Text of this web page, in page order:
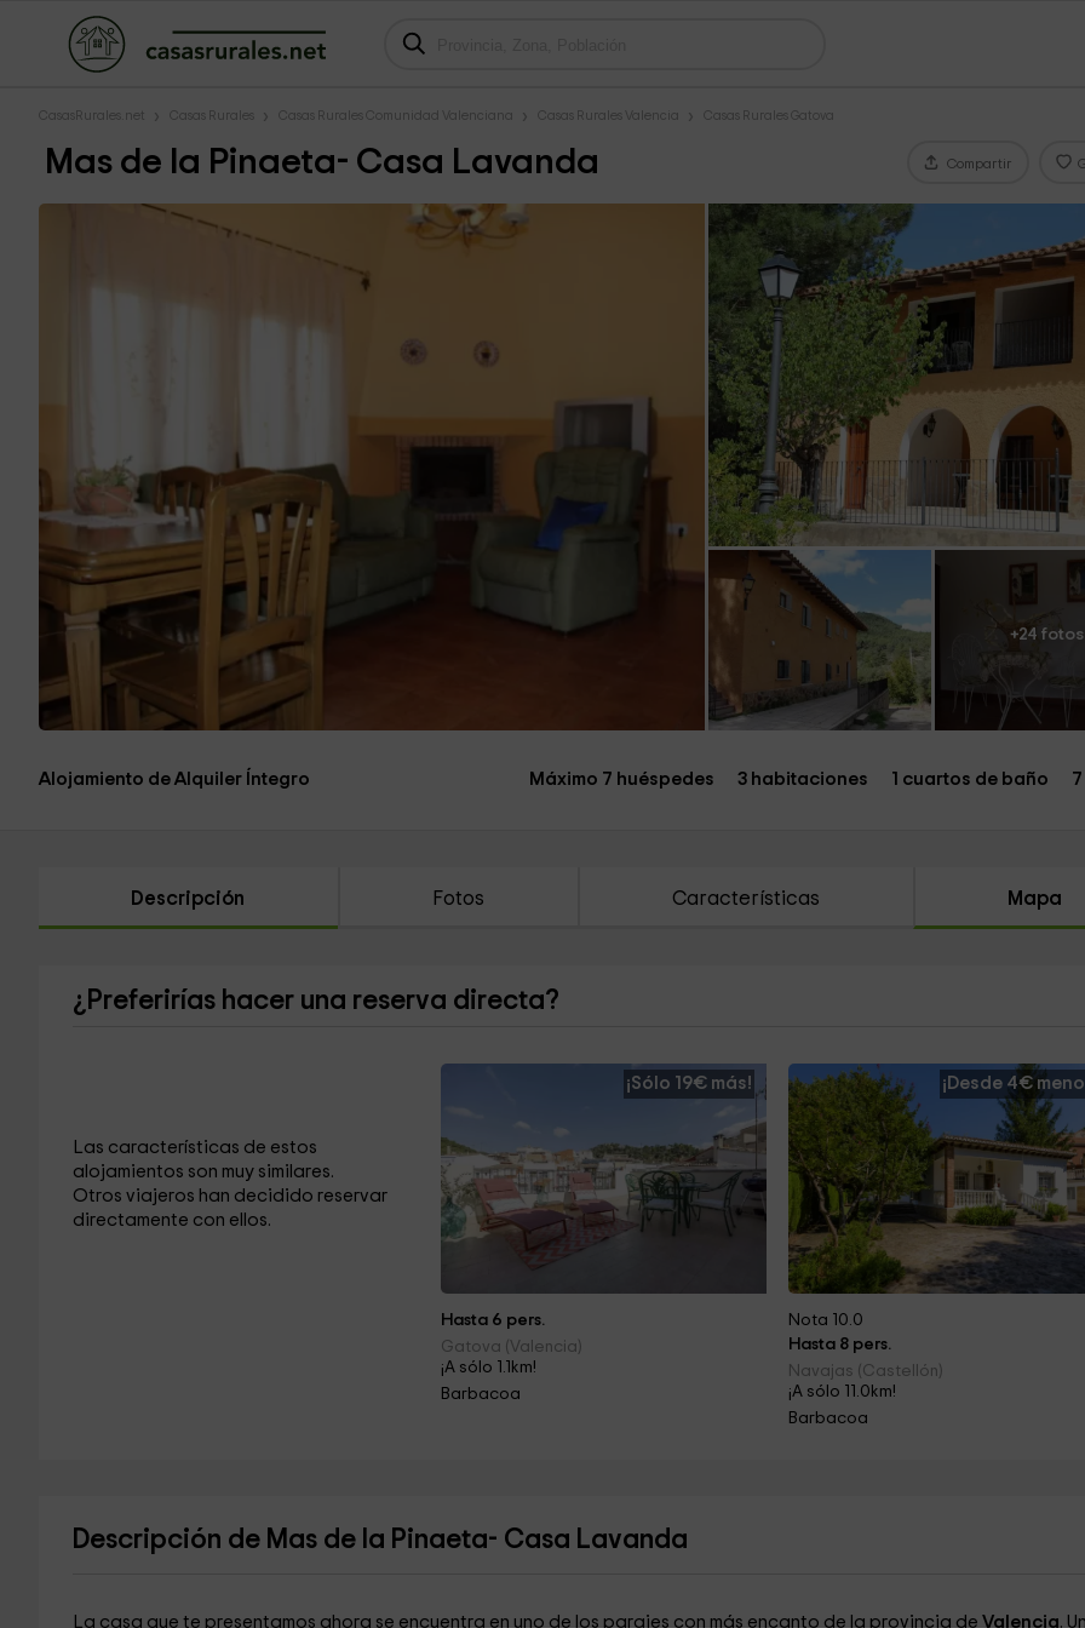
CasasRurales.net Casas Rurales Casas Rurales Comunidad Valenciana Casas Rurales Valencia Casas Rurales Gatova
Mas de la Pinaeta- Casa Lavanda Compartir
+24 fotos
Alojamiento de Alquiler Íntegro Máximo 7 huéspedes 3 habitaciones 1 cuartos de baño
Descripción Fotos Características Mapa
¿Preferirías hacer una reserva directa?
Las características de estos
alojamientos son muy similares.
Otros viajeros han decidido reservar
directamente con ellos.
¡Sólo 19€ más!
Hasta 6 pers.
Gatova (Valencia)
¡A sólo 1.1km!
Barbacoa
¡Desde 4€
Nota 10.0
Hasta 8 pers.
Navajas (Castellón)
¡A sólo 11.0km!
Barbacoa
Descripción de Mas de la Pinaeta- Casa Lavanda
La casa que te presentamos ahora se encuentra en uno de los parajes con más encanto de la provincia de Valencia.